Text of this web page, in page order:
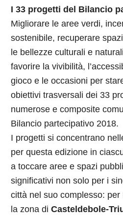
I 33 progetti del Bilancio
Migliorare le aree verdi,
sostenibile, recuperare
le bellezze culturali e
favorire la vivibilità,
gioco e le occasioni per
obiettivi trasversali dei 33
numerose e composite
Bilancio partecipativo 2018.
I progetti si concentrano
per questa edizione in
a toccare aree e spazi
significativi non solo per i
città nel suo complesso:
la zona diCasteldebole-